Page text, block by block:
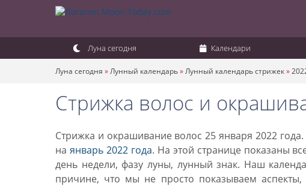
Луна сегодня Календари
Луна сегодня »Лунный календарь»Лунный календарь стрижек»
Стрижка волос и
Стрижка и окрашивание волос 25 января 2022
на январь 2022 года. На этой странице показаны
день недели, фазу луны, лунный знак. Наш
причине, что мы не просто показываем